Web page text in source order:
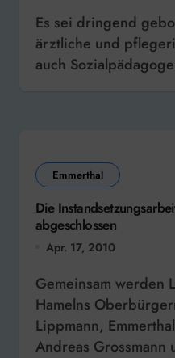
Es sei dringend geboten, nicht nur das
ärztliche und
auch
Emmerthal
Die
abgeschlossen
Apr. 17, 2010
Gemeinsam werden Landrat Rüdiger Butte,
Hamelns
Lippmann,
Andreas Grossmann